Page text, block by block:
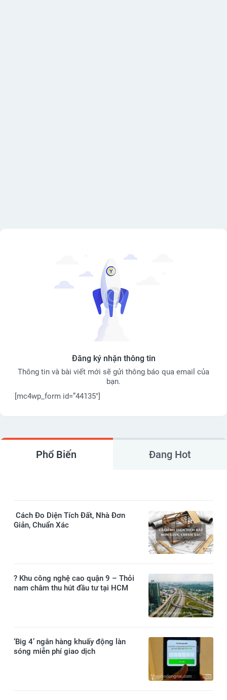
Đăng ký nhận thông tin
Thông tin và bài viết mới sẽ gửi thông báo qua email của
bạn.
[mc4wp_form id=”44135″]
Phổ Biến Đang Hot
Cách Đo Diện Tích Đất, Nhà Đơn
Giản, Chuẩn Xác
? Khu công nghệ cao quận 9 – Thỏi
nam châm thu hút đầu tư tại HCM
‘Big 4’ ngân hàng khuấy động làn
sóng miễn phí giao dịch